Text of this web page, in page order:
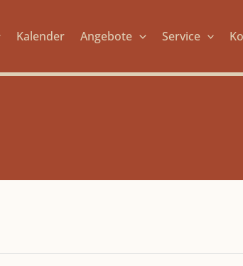
Kalender Angebote Service